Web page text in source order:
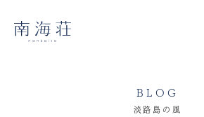
BLOG
淡路島の風